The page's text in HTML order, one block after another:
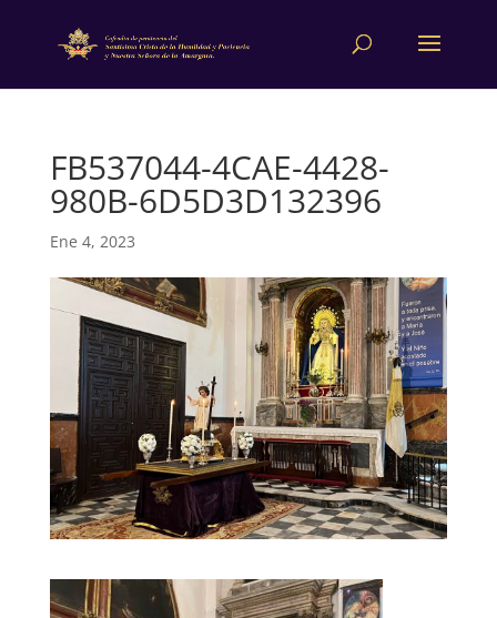
FB537044-4CAE-4428-
980B-6D5D3D132396
Ene 4, 2023